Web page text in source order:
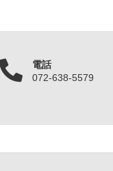
電話
072-638-5579